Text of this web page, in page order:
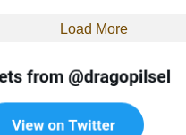
Load More